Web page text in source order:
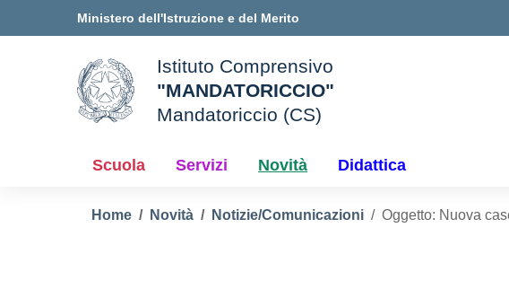
Ministero dell'Istruzione e del Merito
della scuola
Istituto Comprensivo
"MANDATORICCIO"
Mandatoriccio (CS)
Scuola Servizi Novità Didattica
Home Novità Notizie/Comunicazioni Oggetto: Nuova